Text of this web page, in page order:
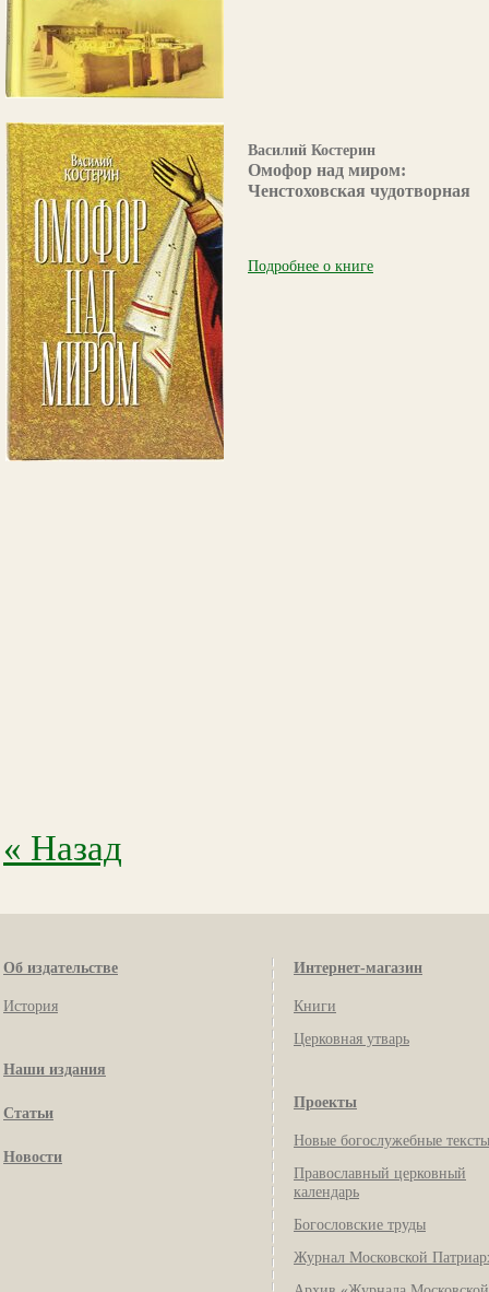
Василий Костерин
Омофор над миром:
Ченстоховская чудотворная
Подробнее о книге
« Назад
Об издательстве
История
Наши издания
Статьи
Новости
Интернет-магазин
Книги
Церковная утварь
Проекты
Новые богослужебные тексты
Православный церковный
календарь
Богословские труды
Журнал Московской